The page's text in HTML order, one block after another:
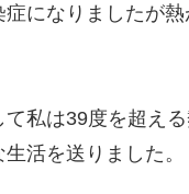
症になりましたが
て私は39度を超え
活を送りました。